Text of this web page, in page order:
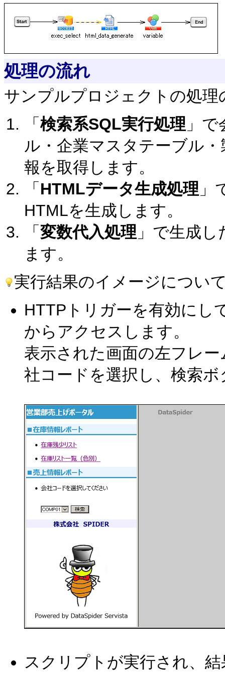
処理の流れ
サンプルプロジェクトの処
「 検索系SQL実行処理 」
ル・企業マスタテーブル
報を取得します。
「 HTMLデータ生成処理 」
HTMLを生成します。
「 変数代入処理 」で生成
ます。
実行結果のイメージについ
HTTPトリガーを有効にし
からアクセスします。
表示された画面の左フレ
社コードを選択し、検索
スクリプトが実行され、